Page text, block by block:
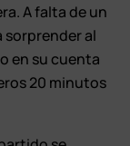
A falta de un
sorprender al
en su cuenta
20 minutos